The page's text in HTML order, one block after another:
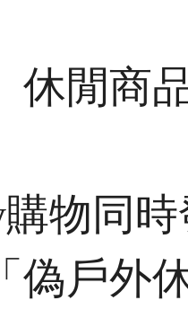
休閒商
物同
偽戶外